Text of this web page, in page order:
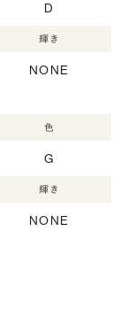
D
輝き
NONE
色
G
輝き
NONE